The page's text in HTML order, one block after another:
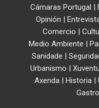
Cámaras Portugal |
Opinión |
Comercio |
Medio Ambiente |
Sanidade |
Urbanismo |
Axenda| Historia|